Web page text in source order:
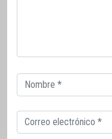
Correo
electrónico
Correo
electrónico